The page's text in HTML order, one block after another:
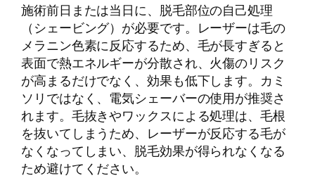
施術前日または当日に、脱毛部位の自己処理
（シェービング）が必要です。レーザーは毛の
メラニン色素に反応するため、毛が長すぎると
表面で熱エネルギーが分散され、火傷のリスク
が高まるだけでなく、効果も低下します。カミ
ソリではなく、電気シェーバーの使用が推奨さ
れます。毛抜きやワックスによる処理は、毛根
を抜いてしまうため、レーザーが反応する毛が
なくなってしまい、脱毛効果が得られなくなる
ため避けてください。